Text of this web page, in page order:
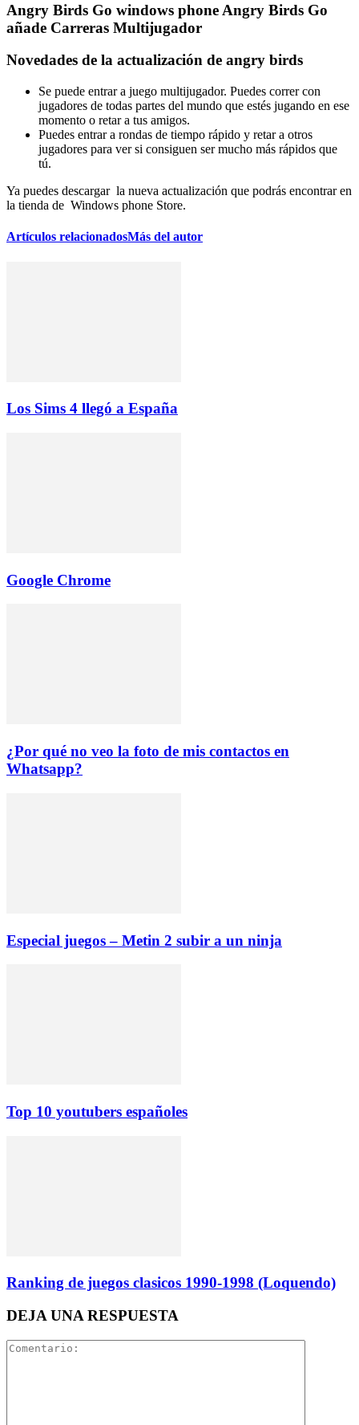
Angry Birds Go windows phone Angry Birds Go
añade Carreras Multijugador
Novedades de la actualización de angry birds
Se puede entrar a juego multijugador. Puedes correr con
jugadores de todas partes del mundo que estés jugando en ese
momento o retar a tus amigos.
Puedes entrar a rondas de tiempo rápido y retar a otros
jugadores para ver si consiguen ser mucho más rápidos que
tú.
Ya puedes descargar la nueva actualización que podrás encontrar en
la tienda de Windows phone Store.
Artículos relacionadosMás del autor
Los Sims 4 llegó a España
Google Chrome
¿Por qué no veo la foto de mis contactos en
Whatsapp?
Especial juegos – Metin 2 subir a un ninja
Top 10 youtubers españoles
Ranking de juegos clasicos 1990-1998 (Loquendo)
DEJA UNA RESPUESTA